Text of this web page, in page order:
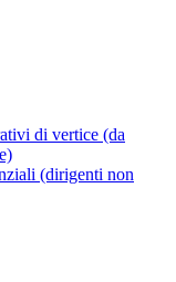
di vertice (da
(dirigenti non